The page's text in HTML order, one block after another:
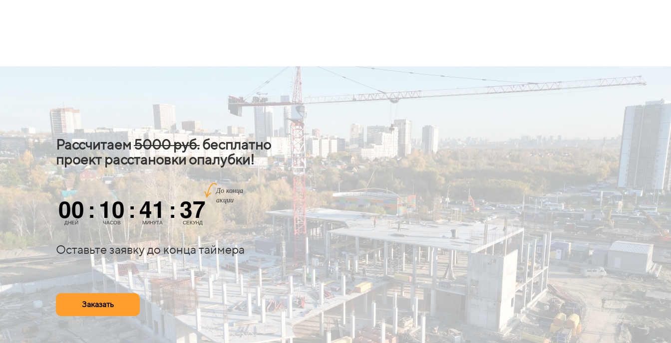
Рассчитаем5000 руб.бесплатно
проект расстановки опалубки!
До конца
акции
00:
ДНЕЙ 10:
ЧАСОВ 41:
МИНУТА 36
СЕКУНД
Оставьте заявку до конца таймера
Заказать